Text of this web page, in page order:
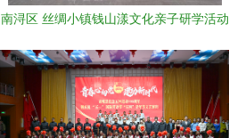
南浔区 丝绸小镇钱山漾文化亲子研学活动